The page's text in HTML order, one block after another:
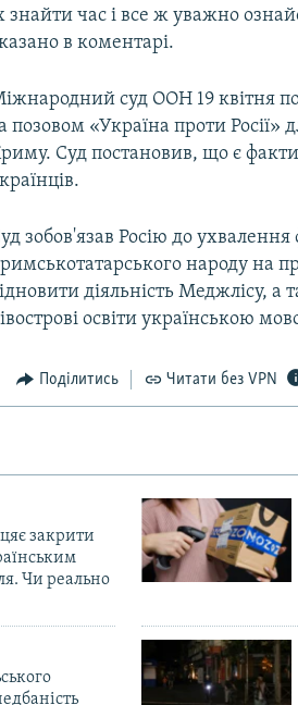
знайти час і все ж уважно
в коментарі.
суд ООН 19 квітня
позовом «Україна проти
Суд постановив, що є
зобов'язав Росію до
народу на
діяльність Меджлісу,
освіти українською
Поділитись Читати без VPN
закрити
Чи реально